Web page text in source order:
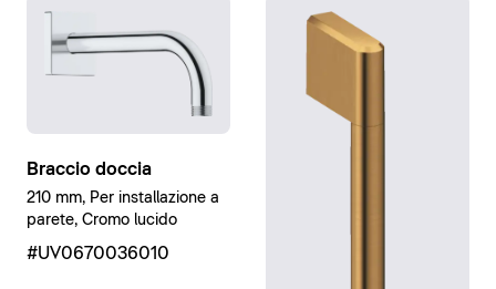
Braccio doccia
210 mm, Per installazione a
parete, Cromo lucido
#UV0670036010